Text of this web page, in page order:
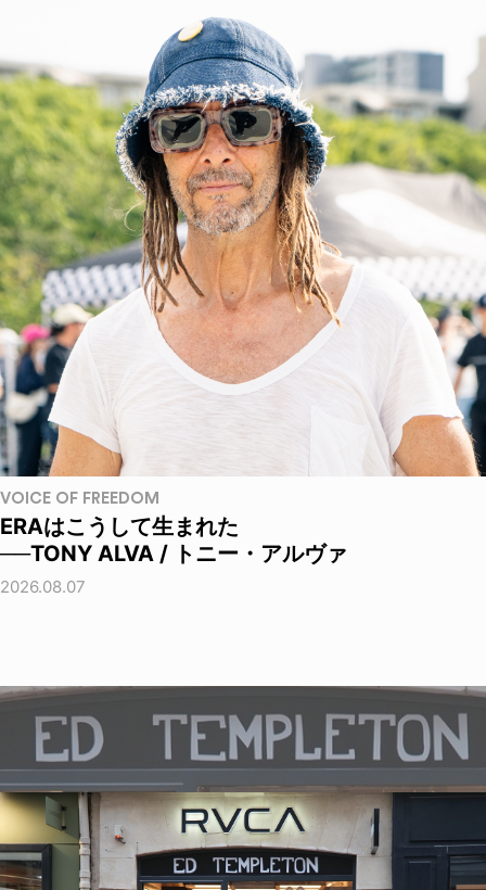
VOICE OF FREEDOM
ERAはこうして生まれた
──TONY ALVA / トニー・アルヴァ
2026.08.07